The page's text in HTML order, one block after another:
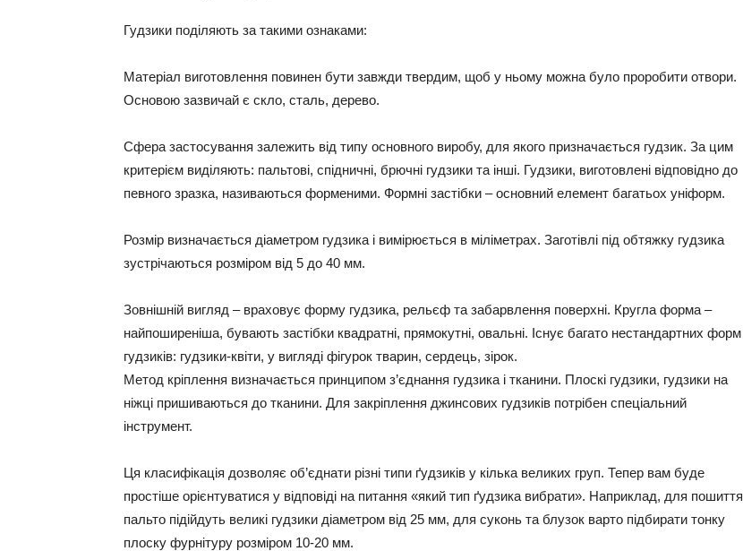
Гудзики поділяють за такими ознаками:
Матеріал виготовлення повинен бути завжди твердим, щоб у ньому можна було проробити отвори.
Основою зазвичай є скло, сталь, дерево.
Сфера застосування залежить від типу основного виробу, для якого призначається гудзик. За цим
критерієм виділяють: пальтові, спідничні, брючні гудзики та інші. Гудзики, виготовлені відповідно до
певного зразка, називаються форменими. Формні застібки – основний елемент багатьох уніформ.
Розмір визначається діаметром гудзика і вимірюється в міліметрах. Заготівлі під обтяжку гудзика
зустрічаються розміром від 5 до 40 мм.
Зовнішній вигляд – враховує форму гудзика, рельєф та забарвлення поверхні. Кругла форма –
найпоширеніша, бувають застібки квадратні, прямокутні, овальні. Існує багато нестандартних форм
гудзиків: гудзики-квіти, у вигляді фігурок тварин, сердець, зірок.
Метод кріплення визначається принципом з’єднання гудзика і тканини. Плоскі гудзики, гудзики на
ніжці пришиваються до тканини. Для закріплення джинсових гудзиків потрібен спеціальний
інструмент.
Ця класифікація дозволяє об’єднати різні типи ґудзиків у кілька великих груп. Тепер вам буде
простіше орієнтуватися у відповіді на питання «який тип ґудзика вибрати». Наприклад, для пошиття
пальто підійдуть великі гудзики діаметром від 25 мм, для суконь та блузок варто підбирати тонку
плоску фурнітуру розміром 10-20 мм.